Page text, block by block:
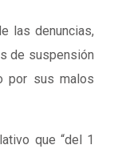
las denuncias,
de suspensión
por sus malos
que “del 1